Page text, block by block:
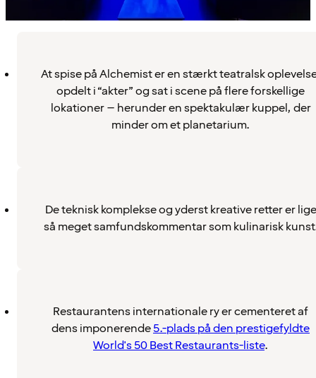
At spise på Alchemist er en stærkt teatralsk
opdelt i “akter” og sat i scene på flere forskellige
lokationer – herunder en spektakulær kuppel, der
minder om et planetarium.
De teknisk komplekse og yderst kreative retter er lige
så meget samfundskommentar som kulinarisk
Restaurantens internationale ry er cementeret af
dens imponerende5.-plads på den prestigefyldte
World's 50 Best Restaurants-liste.